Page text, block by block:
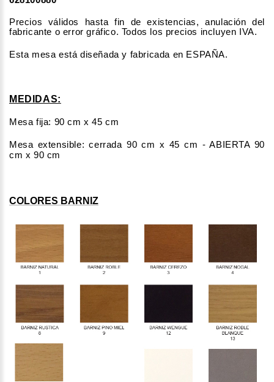
Precios válidos hasta fin de existencias, anulación del
fabricante o error gráfico. Todos los precios incluyen IVA.
Esta mesa está diseñada y fabricada en ESPAÑA.
MEDIDAS:
Mesa fija: 90 cm x 45 cm
Mesa extensible: cerrada 90 cm x 45 cm - ABIERTA 90
cm x 90 cm
COLORES BARNIZ